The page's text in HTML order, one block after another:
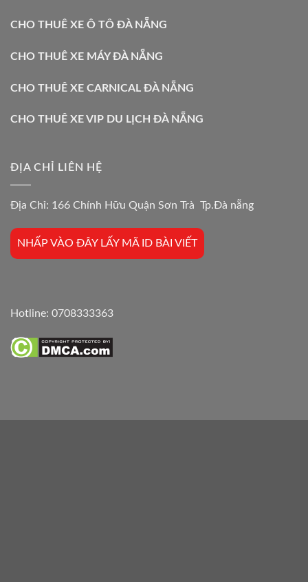
CHO THUÊ XE Ô TÔ ĐÀ NẴNG
CHO THUÊ XE MÁY ĐÀ NẴNG
CHO THUÊ XE CARNICAL ĐÀ NẴNG
CHO THUÊ XE VIP DU LỊCH ĐÀ NẴNG
ĐỊA CHỈ LIÊN HỆ
Địa Chỉ: 166 Chính Hữu Quận Sơn Trà Tp.Đà nẵng
NHẤP VÀO ĐÂY LẤY MÃ ID BÀI VIẾT
Hotline: 0708333363